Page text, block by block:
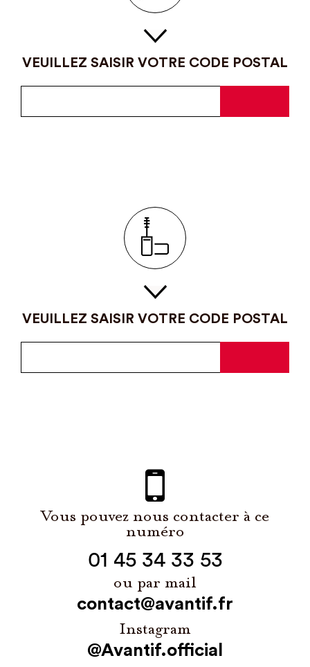
VEUILLEZ SAISIR VOTRE CODE POSTAL
VEUILLEZ SAISIR VOTRE CODE POSTAL
Vous pouvez nous contacter à ce
numéro
01 45 34 33 53
ou par mail
contact@avantif.fr
Instagram
@Avantif.official